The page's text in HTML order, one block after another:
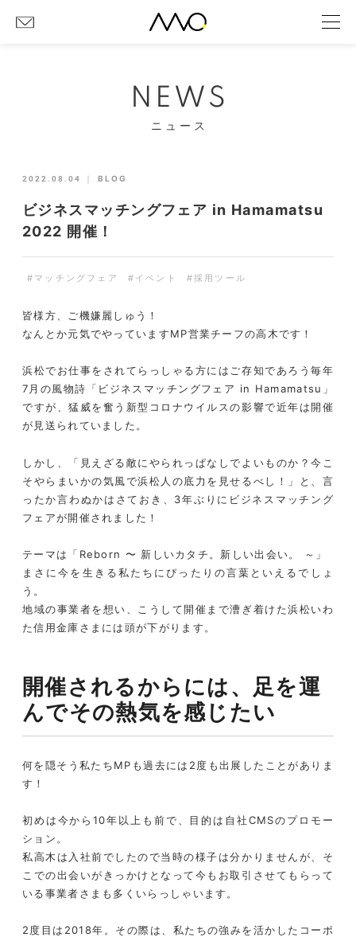
NEWS
ニュース
2022.08.04 ｜ BLOG
ビジネスマッチングフェア in Hamamatsu
2022 開催！
#マッチングフェア #イベント #採用ツール
皆様方、ご機嫌麗しゅう！
なんとか元気でやっていますMP営業チーフの高木です！
浜松でお仕事をされてらっしゃる方にはご存知であろう毎年
7月の風物詩「ビジネスマッチングフェア in Hamamatsu」
ですが、猛威を奮う新型コロナウイルスの影響で近年は開催
が見送られていました。
しかし、「見えざる敵にやられっぱなしでよいものか？今こ
そやらまいかの気風で浜松人の底力を見せるべし！」と、言
ったか言わぬかはさておき、3年ぶりにビジネスマッチング
フェアが開催されました！
テーマは「Reborn 〜 新しいカタチ。新しい出会い。 ～」
まさに今を生きる私たちにぴったりの言葉といえるでしょ
う。
地域の事業者を想い、こうして開催まで漕ぎ着けた浜松いわ
た信用金庫さまには頭が下がります。
開催されるからには、足を運
んでその熱気を感じたい
何を隠そう私たちMPも過去には2度も出展したことがありま
す！
初めは今から10年以上も前で、目的は自社CMSのプロモー
ション。
私高木は入社前でしたので当時の様子は分かりませんが、そ
こでの出会いがきっかけとなって今もお取引させてもらって
いる事業者さまも多くいらっしゃいます。
2度目は2018年。その際は、私たちの強みを活かしたコーポ